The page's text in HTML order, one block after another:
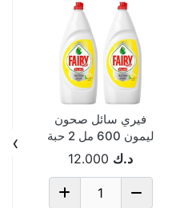
فيري سائل صحون
ليمون 600 مل 2 حبة
Pack Of 10د.ك 12.000
›